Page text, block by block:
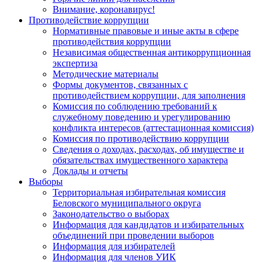
Внимание, коронавирус!
Противодействие коррупции
Нормативные правовые и иные акты в сфере
противодействия коррупции
Независимая общественная антикоррупционная
экспертиза
Методические материалы
Формы документов, связанных с
противодействием коррупции, для заполнения
Комиссия по соблюдению требований к
служебному поведению и урегулированию
конфликта интересов (аттестационная комиссия)
Комиссия по противодействию коррупции
Сведения о доходах, расходах, об имуществе и
обязательствах имущественного характера
Доклады и отчеты
Выборы
Территориальная избирательная комиссия
Беловского муниципального округа
Законодательство о выборах
Информация для кандидатов и избирательных
объединений при проведении выборов
Информация для избирателей
Информация для членов УИК